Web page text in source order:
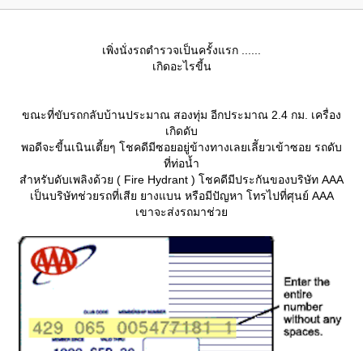
เพิ่งนั่งรถตำรวจเป็นครั้งแรก ​......
เกิดอะไรขี้น
ขณะที่ขับรถกลับบ้านประมาณ สองทุ่ม อีกประมาณ 2.4 กม. เครื่อง
เกิดดับ
พอดีจะขี้นเนินเตี้ยๆ โชคดีมีซอยอยู่ข้างทางเลยเลีัยวเข้าซอย รถดับ
ที่ท่อน้ำ
สำหรับดับเพลิงด้วย ( Fire Hydrant ) โชคดีมีประกันของบริษัท AAA
เป็นบริษัทช่วยรถที่เสีย ยางแบน หรือมีปัญหา โทรไปที่ศุนย์ AAA
เขาจะส่งรถมาช่ว